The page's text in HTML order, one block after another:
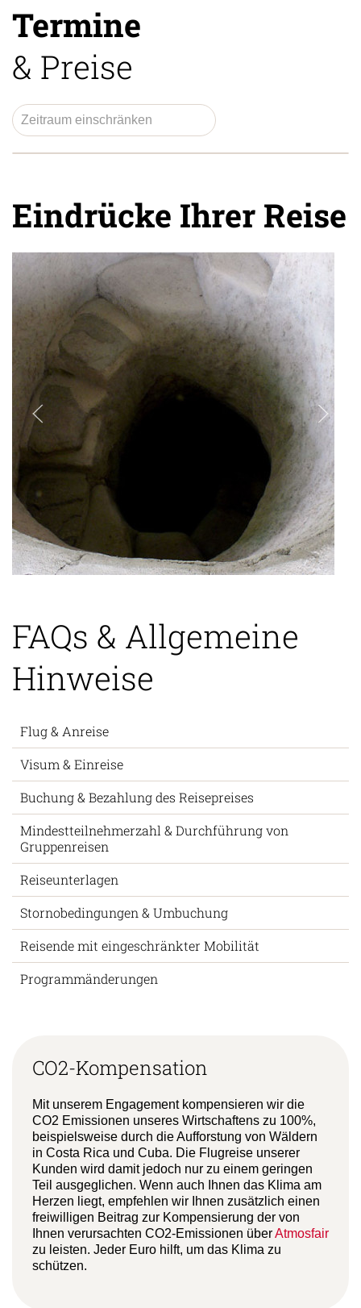
Termine
& Preise
Eindrücke Ihrer Reise
FAQs & Allgemeine
Hinweise
Flug & Anreise
Visum & Einreise
Buchung & Bezahlung des Reisepreises
Mindestteilnehmerzahl & Durchführung von
Gruppenreisen
Reiseunterlagen
Stornobedingungen & Umbuchung
Reisende mit eingeschränkter Mobilität
Programmänderungen
CO2-Kompensation
Mit unserem Engagement kompensieren wir die
CO2 Emissionen unseres Wirtschaftens zu 100%,
beispielsweise durch die Aufforstung von Wäldern
in Costa Rica und Cuba. Die Flugreise unserer
Kunden wird damit jedoch nur zu einem geringen
Teil ausgeglichen. Wenn auch Ihnen das Klima am
Herzen liegt, empfehlen wir Ihnen zusätzlich einen
freiwilligen Beitrag zur Kompensierung der von
Ihnen verursachten CO2-Emissionen überAtmosfair
zu leisten. Jeder Euro hilft, um das Klima zu
schützen.